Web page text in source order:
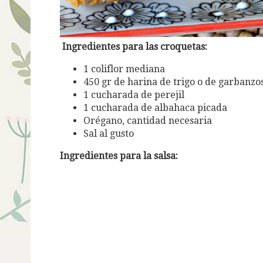
Ingredientes para las croquetas:
1 coliflor mediana
450 gr de harina de trigo o de
1 cucharada de perejil
1 cucharada de albahaca picada
Orégano, cantidad necesaria
Sal al gusto
Ingredientes para la salsa: